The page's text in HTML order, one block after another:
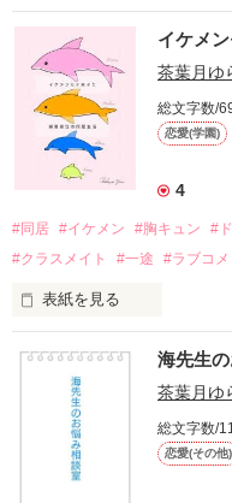
「意識するのは、腰回り。
膝ではなく、股関節から
「……君らは、学生時代を
豪遊気質な金星に、熱血系
そしてダンディな土星。
どうやら彼以外にも仲間
個性豊かな彼らとの交流
「最近、整二と仲いいん
幼なじみは、どこか不機
ずっとずっと、この時間
そう願っていたけれど
「……ごめん。約束、守れ
❀
別れ際、目を細めて微笑
最後まで完璧な王子様で
2022/7/1　執筆開始
新年早々始まった、
美形機械くんたちとの共同
当然見た目も違えば、個
「“今日も1日お疲れ様。
甘々スマイルで悩殺セリ
「あまり無茶するな」
甲斐甲斐しく看病してくれ
「…………どちら様ですか
誰よりも優しかった彼は、
なぜかクールな腹黒王子
猪突猛進なムードメーカー
北松 明莉
きたまつ あかり
「第6回noicomiマンガシ
す。
中学を卒業した日の夕方。
「こんにちは～！　はじめ
大きな瞳に、上品で柔ら
イケメ
茶葉月ゆ
総文字数/
恋愛(学園)
4
#同居 #イケメン #胸キュン #
#クラスメイト
#一途 #ラブコメ
表紙を見る
母が家を空ける間、
知り合いの家にお世話に
しかし、居候先は、
海先生
茶葉月ゆ
総文字数/
恋愛(その他)